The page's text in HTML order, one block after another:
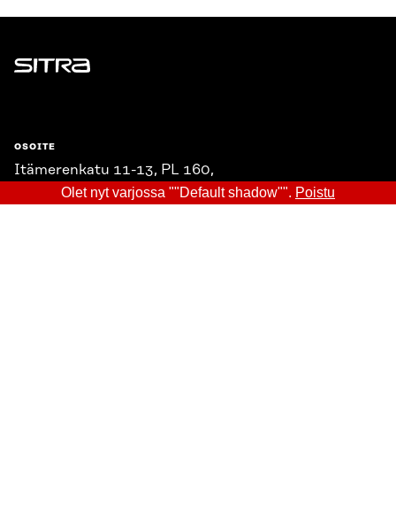
Sitra
OSOITE
Itämerenkatu 11-13, PL 160,
00181 Helsinki
Olet nyt varjossa ""Default shadow"". Poistu